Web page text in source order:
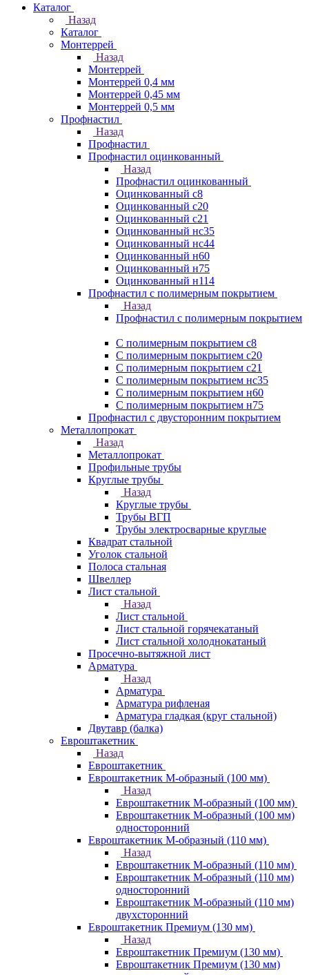
Каталог
Назад
Каталог
Монтеррей
Назад
Монтеррей
Монтеррей 0,4 мм
Монтеррей 0,45 мм
Монтеррей 0,5 мм
Профнастил
Назад
Профнастил
Профнастил оцинкованный
Назад
Профнастил оцинкованный
Оцинкованный с8
Оцинкованный с20
Оцинкованный с21
Оцинкованный нс35
Оцинкованный нс44
Оцинкованный н60
Оцинкованный н75
Оцинкованный н114
Профнастил с полимерным покрытием
Назад
Профнастил с полимерным покрытием
С полимерным покрытием с8
С полимерным покрытием с20
С полимерным покрытием с21
С полимерным покрытием нс35
С полимерным покрытием н60
С полимерным покрытием н75
Профнастил с двусторонним покрытием
Металлопрокат
Назад
Металлопрокат
Профильные трубы
Круглые трубы
Назад
Круглые трубы
Трубы ВГП
Трубы электросварные круглые
Квадрат стальной
Уголок стальной
Полоса стальная
Швеллер
Лист стальной
Назад
Лист стальной
Лист стальной горячекатаный
Лист стальной холоднокатаный
Просечно-вытяжной лист
Арматура
Назад
Арматура
Арматура рифленая
Арматура гладкая (круг стальной)
Двутавр (балка)
Евроштакетник
Назад
Евроштакетник
Евроштакетник М-образный (100 мм)
Назад
Евроштакетник М-образный (100 мм)
Евроштакетник М-образный (100 мм)
односторонний
Евроштакетник М-образный (110 мм)
Назад
Евроштакетник М-образный (110 мм)
Евроштакетник М-образный (110 мм)
односторонний
Евроштакетник М-образный (110 мм)
двухсторонний
Евроштакетник Премиум (130 мм)
Назад
Евроштакетник Премиум (130 мм)
Евроштакетник Премиум (130 мм)